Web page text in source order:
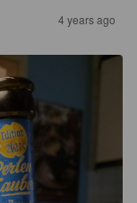
4 years ago